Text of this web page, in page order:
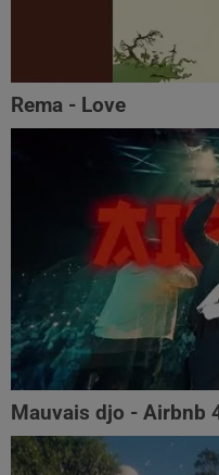
Rema - Love
Mauvais djo - Airbnb